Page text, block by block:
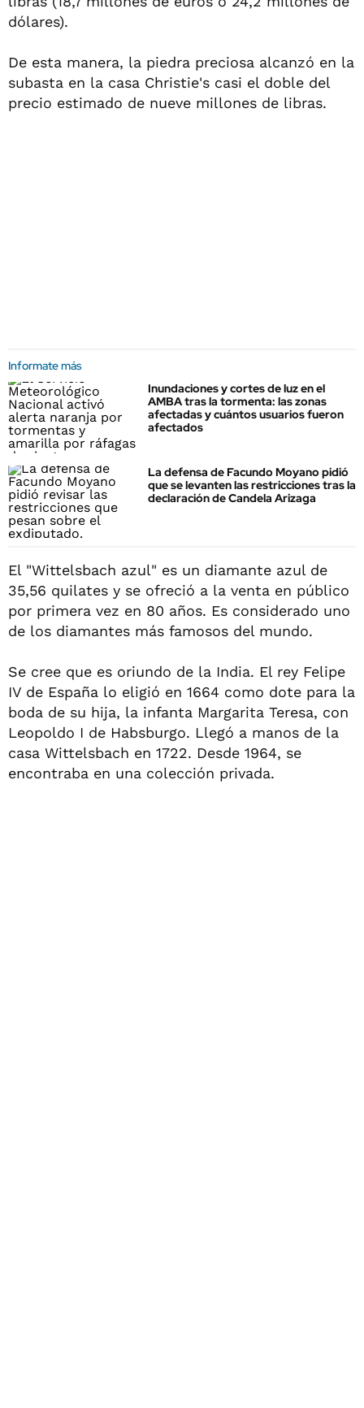
dólares).
De esta manera, la piedra preciosa alcanzó en la
subasta en la casa Christie's casi el doble del
precio estimado de nueve millones de libras.
Informate más
Inundaciones y cortes de luz en el
AMBA tras la tormenta: las zonas
afectadas y cuántos usuarios fueron
afectados
La defensa de Facundo Moyano pidió
que se levanten las restricciones tras la
declaración de Candela Arizaga
El "Wittelsbach azul" es un diamante azul de
35,56 quilates y se ofreció a la venta en público
por primera vez en 80 años. Es considerado uno
de los diamantes más famosos del mundo.
Se cree que es oriundo de la India. El rey Felipe
IV de España lo eligió en 1664 como dote para la
boda de su hija, la infanta Margarita Teresa, con
Leopoldo I de Habsburgo. Llegó a manos de la
casa Wittelsbach en 1722. Desde 1964, se
encontraba en una colección privada.